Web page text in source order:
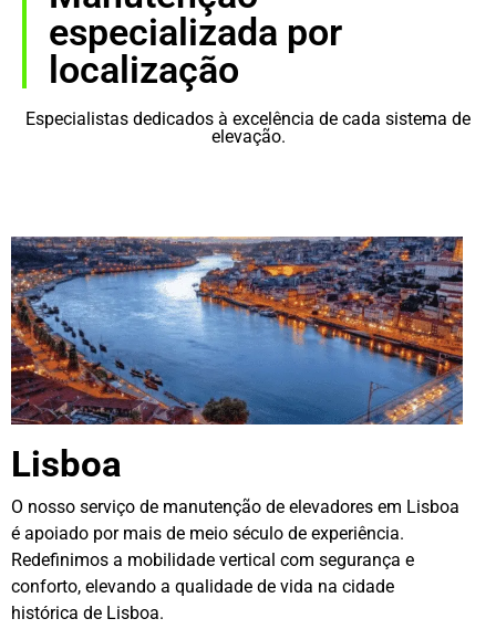
especializada por
localização
Especialistas dedicados à excelência de cada sistema de
elevação.
Lisboa
O nosso serviço de manutenção de elevadores em Lisboa
é apoiado por mais de meio século de experiência.
Redefinimos a mobilidade vertical com segurança e
conforto, elevando a qualidade de vida na cidade
histórica de Lisboa.